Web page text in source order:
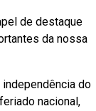
de destaque
da nossa
do
nacional,